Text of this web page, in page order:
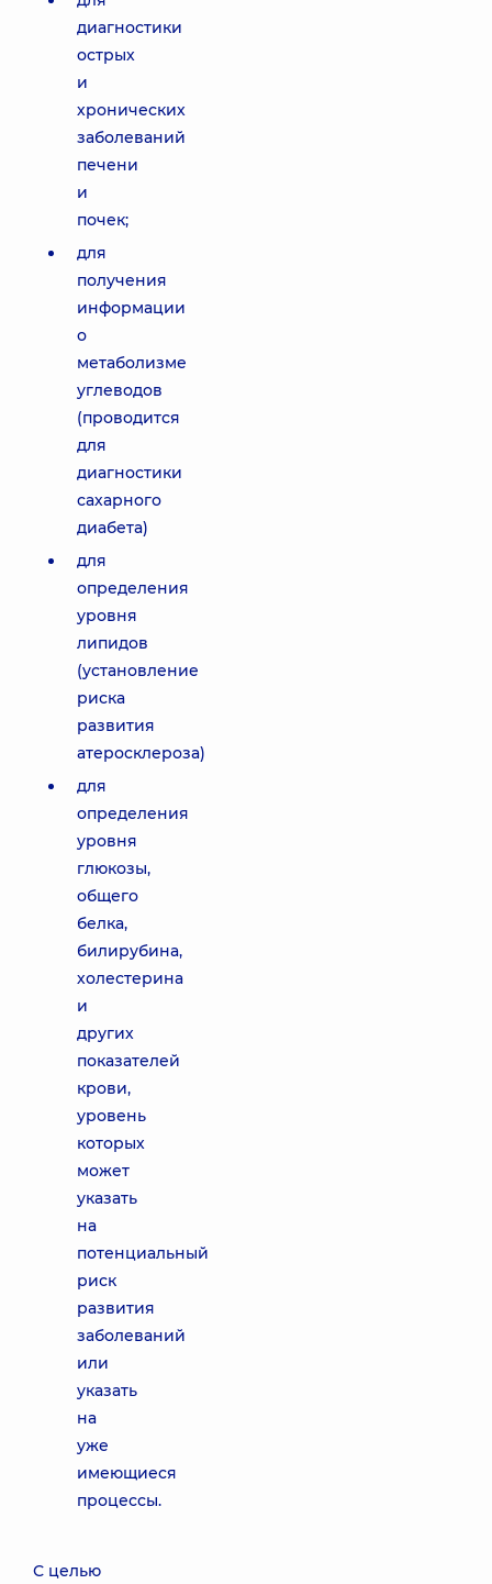
диагностики
острых
и
хронических
заболеваний
печени
и
почек;
для
получения
информации
о
метаболизме
углеводов
(проводится
для
диагностики
сахарного
диабета)
для
определения
уровня
липидов
(установление
риска
развития
атеросклероза)
для
определения
уровня
глюкозы,
общего
белка,
билирубина,
холестерина
и
других
показателей
крови,
уровень
которых
может
указать
на
потенциальный
риск
развития
заболеваний
или
указать
на
уже
имеющиеся
процессы.
С целью